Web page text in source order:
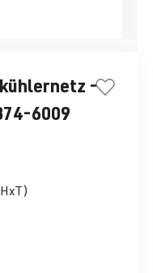
-
6009